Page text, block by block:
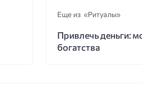
Еще из «Ритуалы»
Привлечь деньги:
богатства